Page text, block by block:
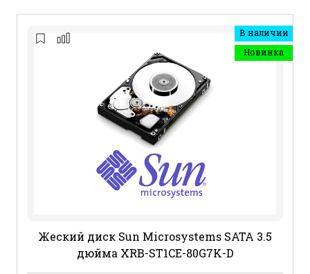
В наличии
Новинка
Жеский диск Sun Microsystems SATA 3.5
дюйма XRB-ST1CE-80G7K-D